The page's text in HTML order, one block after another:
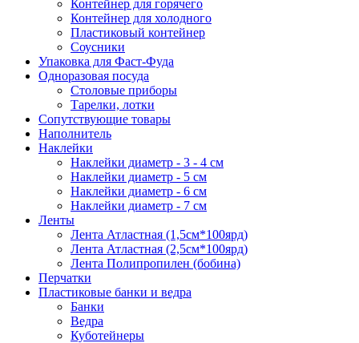
Контейнер для горячего
Контейнер для холодного
Пластиковый контейнер
Соусники
Упаковка для Фаст-Фуда
Одноразовая посуда
Столовые приборы
Тарелки, лотки
Сопутствующие товары
Наполнитель
Наклейки
Наклейки диаметр - 3 - 4 см
Наклейки диаметр - 5 см
Наклейки диаметр - 6 см
Наклейки диаметр - 7 см
Ленты
Лента Атластная (1,5см*100ярд)
Лента Атластная (2,5см*100ярд)
Лента Полипропилен (бобина)
Перчатки
Пластиковые банки и ведра
Банки
Ведра
Куботейнеры